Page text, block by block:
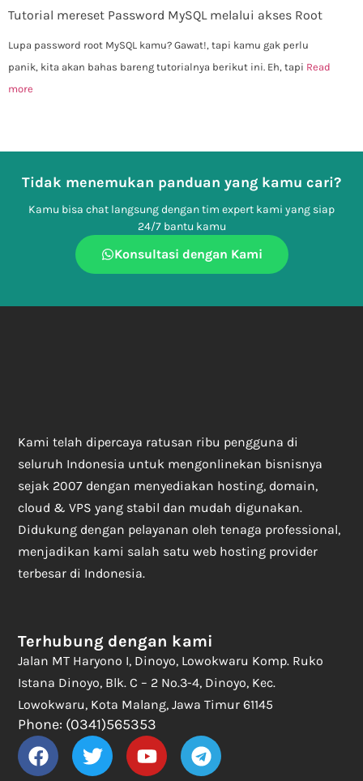
Tutorial mereset Password MySQL melalui akses Root
Lupa password root MySQL kamu? Gawat!, tapi kamu gak perlu
panik, kita akan bahas bareng tutorialnya berikut ini. Eh, tapi Read
more
Tidak menemukan panduan yang kamu cari?
Kamu bisa chat langsung dengan tim expert kami yang siap
24/7 bantu kamu
Konsultasi dengan Kami
Kami telah dipercaya ratusan ribu pengguna di
seluruh Indonesia untuk mengonlinekan bisnisnya
sejak 2007 dengan menyediakan hosting, domain,
cloud & VPS yang stabil dan mudah digunakan.
Didukung dengan pelayanan oleh tenaga professional,
menjadikan kami salah satu web hosting provider
terbesar di Indonesia.
Terhubung dengan kami
Jalan MT Haryono I, Dinoyo, Lowokwaru Komp. Ruko
Istana Dinoyo, Blk. C – 2 No.3-4, Dinoyo, Kec.
Lowokwaru, Kota Malang, Jawa Timur 61145
Phone: (0341)565353